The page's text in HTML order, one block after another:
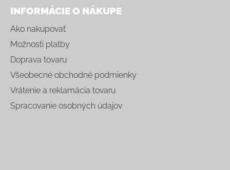
INFORMÁCIE O NÁKUPE
Ako nakupovať
Možnosti platby
Doprava tovaru
Všeobecné obchodné podmienky
Vrátenie a reklamácia tovaru
Spracovanie osobných údajov